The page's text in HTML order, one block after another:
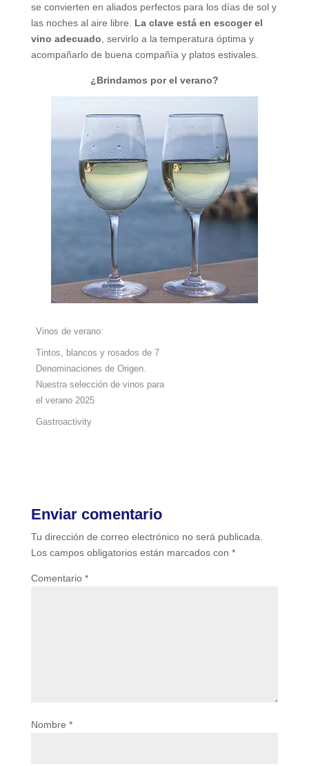
se convierten en aliados perfectos para los días de sol y
las noches al aire libre. La clave está en escoger el
vino adecuado, servirlo a la temperatura óptima y
acompañarlo de buena compañía y platos estivales.
¿Brindamos por el verano?
Vinos de verano:
Tintos, blancos y rosados de 7
Denominaciones de Origen.
Nuestra selección de vinos para
el verano 2025
Gastroactivity
Enviar comentario
Tu dirección de correo electrónico no será publicada.
Los campos obligatorios están marcados con *
Comentario *
Nombre *